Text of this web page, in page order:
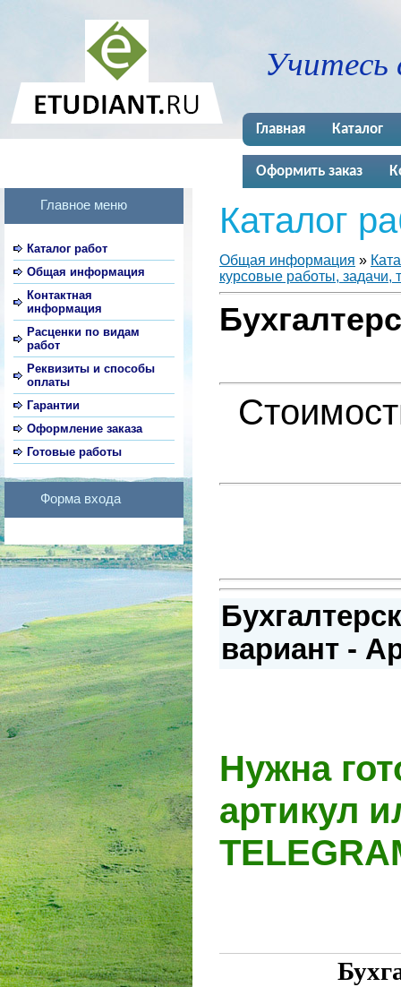
Учитесь
Главная Каталог
Оформить заказ
Главное меню
Каталог работ
Общая информация
Контактная
информация
Расценки по видам
работ
Реквизиты и способы
оплаты
Гарантии
Оформление заказа
Готовые работы
Форма входа
Каталог
Общая информация »
курсовые работы, задачи,
вариант -
Нужна
артикул